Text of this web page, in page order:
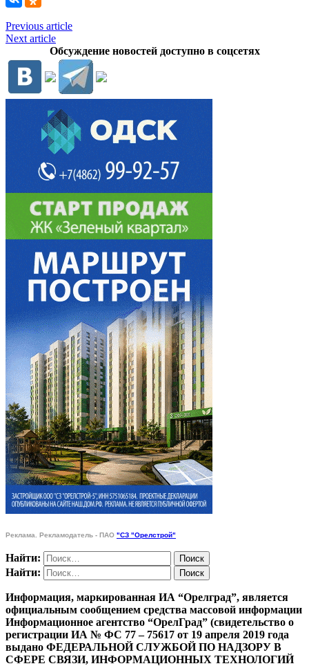
Previous article
Next article
Обсуждение новостей доступно в соцсетях
Реклама. Рекламодатель - ПАО "СЗ "Орелстрой"
Найти:
Найти:
Информация, маркированная ИА “Орелград”, является
официальным сообщением средства массовой информации
Информационное агентство “ОрелГрад” (свидетельство о
регистрации ИА № ФС 77 – 75617 от 19 апреля 2019 года
выдано ФЕДЕРАЛЬНОЙ СЛУЖБОЙ ПО НАДЗОРУ В
СФЕРЕ СВЯЗИ, ИНФОРМАЦИОННЫХ ТЕХНОЛОГИЙ